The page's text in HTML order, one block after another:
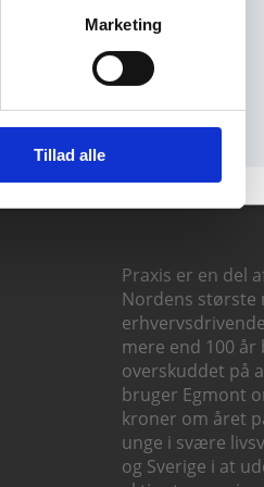
Marketing
Tillad alle
Praxis er en del
Nordens største
mere end 100
overskuddet på
bruger Egmont
kroner om året
unge i svære
og Sverige i at